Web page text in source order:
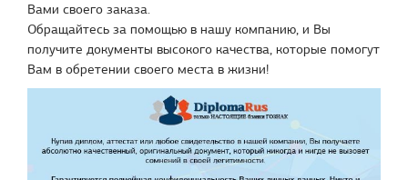
Вами своего заказа.
Обращайтесь за помощью в нашу компанию, и Вы
получите документы высокого качества, которые помогут
Вам в обретении своего места в жизни!